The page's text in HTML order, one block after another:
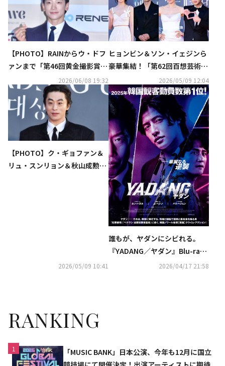
【PHOTO】RAINからウ・ドフ
ァンまで「第46回黄金撮影賞」
2026/06/08 19:32
ヒョンビン＆ソン・イェジンら
豪華集結！「第62回百想芸術大
賞」今年の大賞は…涙と笑い・
感動のスピーチ続々
2026/05/09 12:04
【PHOTO】ク・ギョファン＆
リュ・スンリョン＆秋山成勲ら
2026/05/09 10:41
誰もが、ヤダンにシビれる――。
『YADANG／ヤダン』Blu-ray&
DVDが2026年8月5日(水)発売決
2026/04/17 21:58
RANKING
1
「MUSIC BANK」日本公演、今年も12月に国立